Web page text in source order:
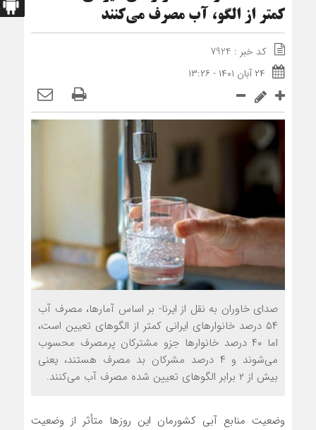
کمتر از الگو، آب مصرف می‌کنند
کد خبر : 7924
۲۴ آبان ۱۴۰۱ - ۱۳:۲۶
صدای خاوران به نقل از ایرنا- بر اساس آمارها، مصرف آب
۵۴ درصد خانوارهای ایرانی کمتر از الگوهای تعیین است،
اما ۴۰ درصد خانوارها جزو مشترکان پرمصرف محسوب
می‌شوند و ۴ درصد مشرکان بد مصرف هستند، یعنی
بیش از ۲ برابر الگوهای تعیین شده مصرف آب می‌کنند.
وضعیت منابع آبی کشورمان این روزها متأثر از وضعیت